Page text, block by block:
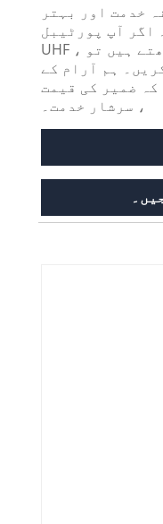
خدمت اور بہتر
اگر آپ پورٹیبل
UHF ریپیٹر میں دلچسپی رکھتے ہیں تو ،
ہم آرام کے
ضمیر کی قیمت
، سرشار خدمت۔